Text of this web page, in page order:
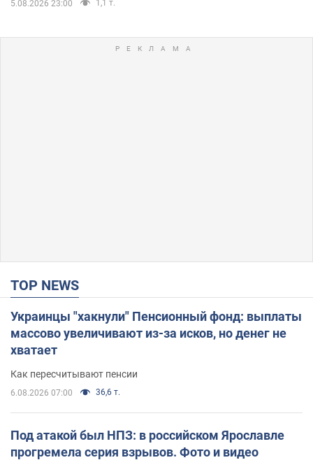
5.08.2026 23:00 1,1 т.
TOP NEWS
Украинцы "хакнули" Пенсионный фонд: выплаты
массово увеличивают из-за исков, но денег не
хватает
Как пересчитывают пенсии
6.08.2026 07:00 36,6 т.
Под атакой был НПЗ: в российском Ярославле
прогремела серия взрывов. Фото и видео